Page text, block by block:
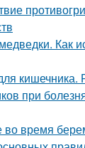
Как
кишечника.
при
время